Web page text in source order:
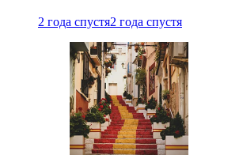
2 года спустя2 года спустя